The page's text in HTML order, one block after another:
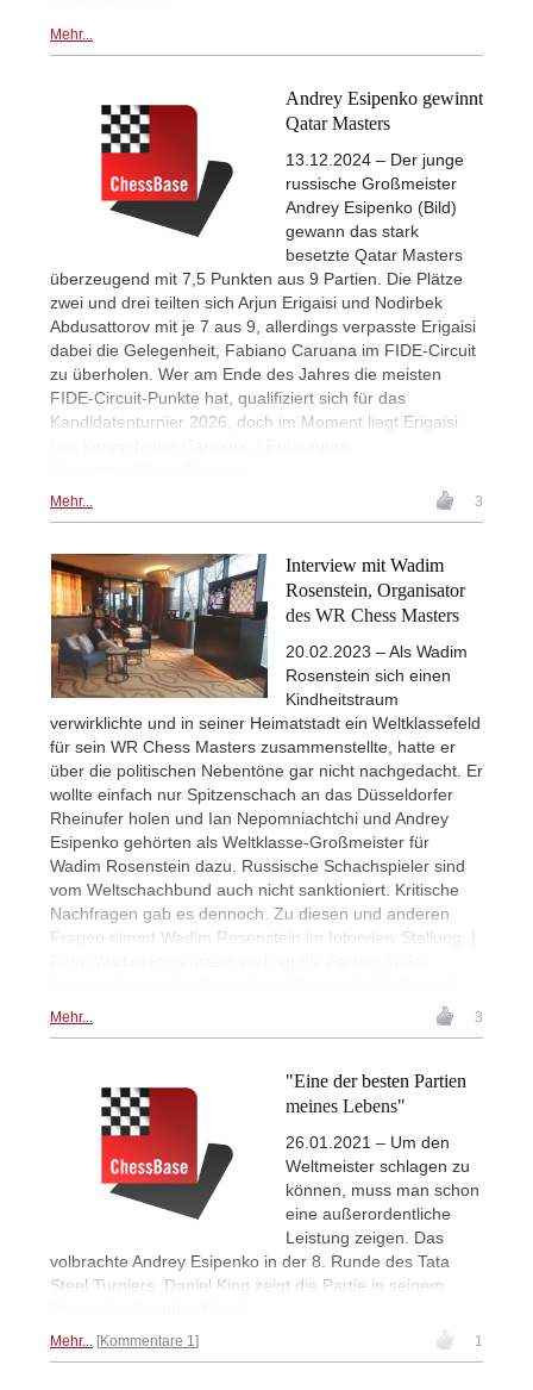
Mehr...
Andrey Esipenko gewinnt
Qatar Masters
13.12.2024 – Der junge
russische Großmeister
Andrey Esipenko (Bild)
gewann das stark
besetzte Qatar Masters
überzeugend mit 7,5 Punkten aus 9 Partien. Die Plätze
zwei und drei teilten sich Arjun Erigaisi und Nodirbek
Abdusattorov mit je 7 aus 9, allerdings verpasste Erigaisi
dabei die Gelegenheit, Fabiano Caruana im FIDE-Circuit
zu überholen. Wer am Ende des Jahres die meisten
FIDE-Circuit-Punkte hat, qualifiziert sich für das
Kandidatenturnier 2026, doch im Moment liegt Erigaisi
Mehr... 3
Interview mit Wadim
Rosenstein, Organisator
des WR Chess Masters
20.02.2023 – Als Wadim
Rosenstein sich einen
Kindheitstraum
verwirklichte und in seiner Heimatstadt ein Weltklassefeld
für sein WR Chess Masters zusammenstellte, hatte er
über die politischen Nebentöne gar nicht nachgedacht. Er
wollte einfach nur Spitzenschach an das Düsseldorfer
Rheinufer holen und Ian Nepomniachtchi und Andrey
Esipenko gehörten als Weltklasse-Großmeister für
Wadim Rosenstein dazu. Russische Schachspieler sind
vom Weltschachbund auch nicht sanktioniert. Kritische
Nachfragen gab es dennoch. Zu diesen und anderen
Fragen nimmt Wadim Rosenstein im Interview Stellung. |
Mehr... 3
"Eine der besten Partien
meines Lebens"
26.01.2021 – Um den
Weltmeister schlagen zu
können, muss man schon
eine außerordentliche
Leistung zeigen. Das
volbrachte Andrey Esipenko in der 8. Runde des Tata
Steel Turniers. Daniel King zeigt die Partie in seinem
Mehr... Kommentare 1 1